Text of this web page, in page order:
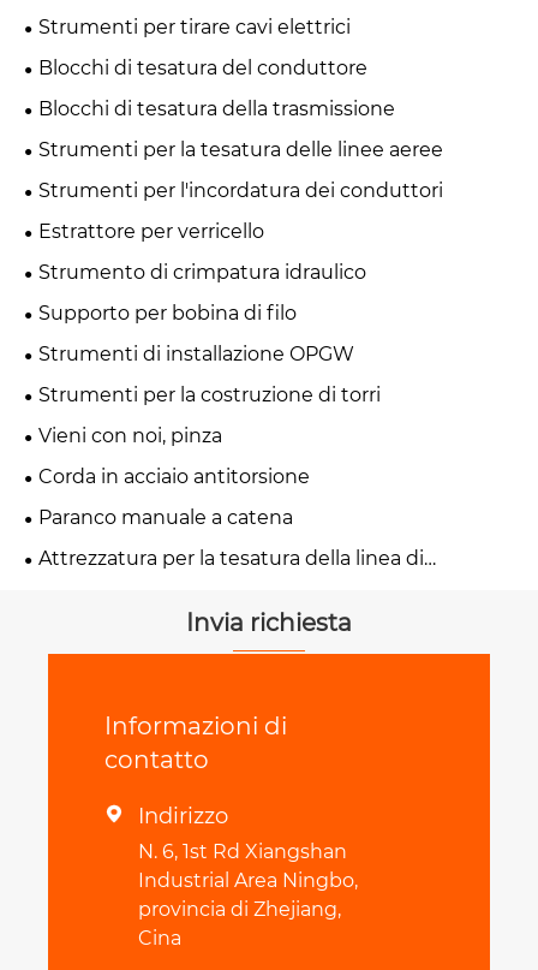
Strumenti per tirare cavi elettrici
Blocchi di tesatura del conduttore
Blocchi di tesatura della trasmissione
Strumenti per la tesatura delle linee aeree
Strumenti per l'incordatura dei conduttori
Estrattore per verricello
Strumento di crimpatura idraulico
Supporto per bobina di filo
Strumenti di installazione OPGW
Strumenti per la costruzione di torri
Vieni con noi, pinza
Corda in acciaio antitorsione
Paranco manuale a catena
Attrezzatura per la tesatura della linea di
Invia richiesta
Informazioni di
contatto
 Indirizzo
N. 6, 1st Rd Xiangshan
Industrial Area Ningbo,
provincia di Zhejiang,
Cina